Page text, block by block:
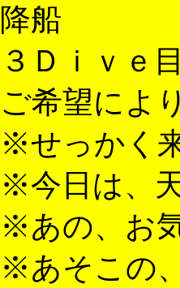
降船
３Ｄｉｖｅ
ご希望によ
※せっかく
※今日は、
※あの、お
※あそこの